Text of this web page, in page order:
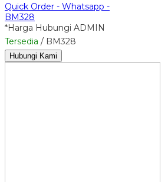
Quick Order - Whatsapp -
BM328
*Harga Hubungi ADMIN
Tersedia / BM328
Hubungi Kami